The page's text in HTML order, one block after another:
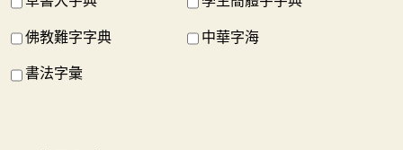
佛教難字字典 中華字海
書法字彙